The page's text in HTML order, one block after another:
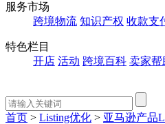
服务市场
跨境物流 知识产权 收款支
特色栏目
开店 活动 跨境百科 卖家帮
首页 > Listing优化 > 亚马逊产品